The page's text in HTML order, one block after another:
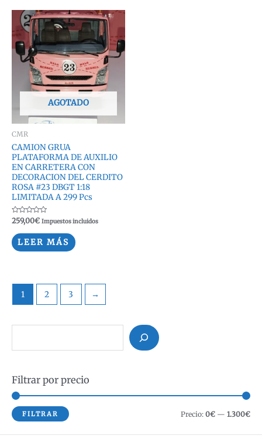
u
c
a
r
Filtrar por precio
PP
FILTRAR Precio: 0€ — 1.300€
AGOTADO
CMR
CAMION GRUA
PLATAFORMA DE AUXILIO
EN CARRETERA CON
DECORACION DEL CERDITO
ROSA #23 DBGT 1:18
LIMITADA A 299 Pcs
Valorado
con
de
5
259,00€ Impuestos incluidos
LEER MÁS
1 2 3 →